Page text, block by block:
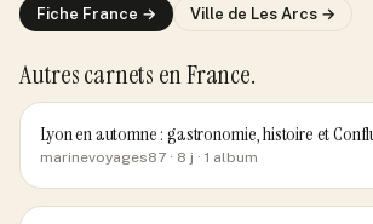
Fiche France → Ville de Les Arcs →
Autres carnets en France.
Lyon en automne : gastronomie, histoire et
marinevoyages87 · 8 j · 1 album